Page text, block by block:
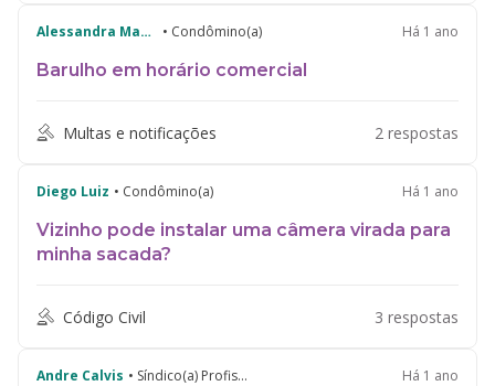
Barulho em horário comercial
Alessandra Mansano • Condômino(a) Há 1 ano
Multas e notificações 2 respostas
Vizinho pode instalar uma câmera virada para
minha sacada?
Diego Luiz • Condômino(a) Há 1 ano
Código Civil 3 respostas
Andre Calvis • Síndico(a) Profissional Há 1 ano